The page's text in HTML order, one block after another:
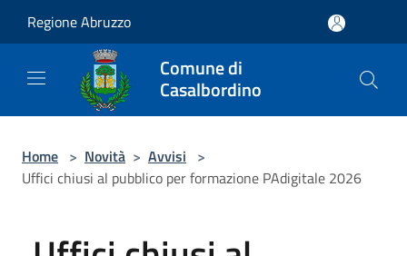
Regione Abruzzo
Comune di
Casalbordino
Home > Novità > Avvisi >
Uffici chiusi al pubblico per formazione PAdigitale 2026